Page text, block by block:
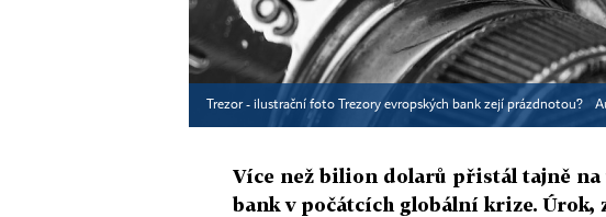
Trezor - ilustrační foto Trezory evropských bank zejí prázdnotou?
Více než bilion dolarů přistál tajně
bank v počátcích globální krize. Úrok,